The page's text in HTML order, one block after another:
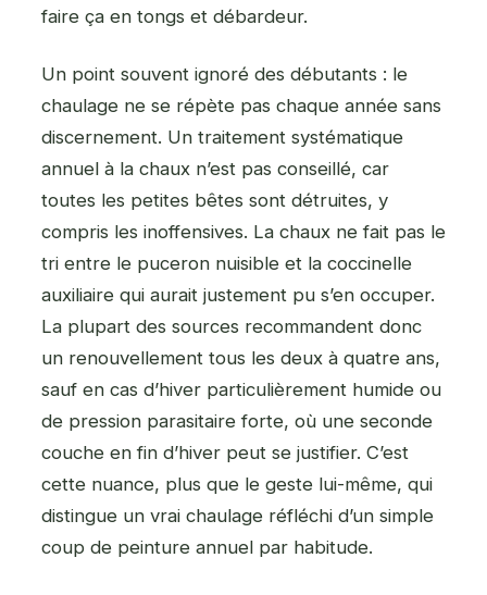
faire ça en tongs et débardeur.
Un point souvent ignoré des débutants : le
chaulage ne se répète pas chaque année sans
discernement. Un traitement systématique
annuel à la chaux n’est pas conseillé, car
toutes les petites bêtes sont détruites, y
compris les inoffensives. La chaux ne fait pas le
tri entre le puceron nuisible et la coccinelle
auxiliaire qui aurait justement pu s’en occuper.
La plupart des sources recommandent donc
un renouvellement tous les deux à quatre ans,
sauf en cas d’hiver particulièrement humide ou
de pression parasitaire forte, où une seconde
couche en fin d’hiver peut se justifier. C’est
cette nuance, plus que le geste lui-même, qui
distingue un vrai chaulage réfléchi d’un simple
coup de peinture annuel par habitude.